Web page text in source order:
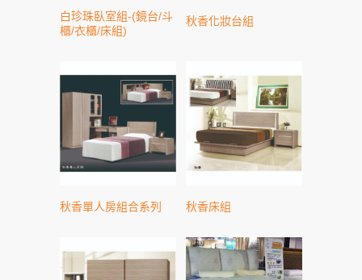
白珍珠臥室組-(鏡台/斗
櫃/衣櫃/床組)
秋香化妝台組
秋香單人房組合系列 秋香床組